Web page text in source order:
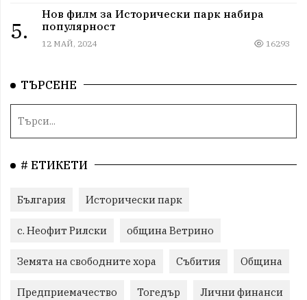
5.
Нов филм за Исторически парк набира
популярност
12 МАЙ, 2024 16293
ТЪРСЕНЕ
# ЕТИКЕТИ
България Исторически парк
с. Неофит Рилски община Ветрино
Земята на свободните хора Събития Община
Предприемачество Тогедър Лични финанси